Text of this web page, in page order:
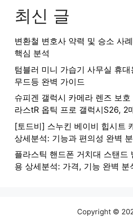
최신 글
변환철 변호사 약력 및 승소 사
핵심 분석
텀블러 미니 가습기 사무실 휴
무드등 완벽 가이드
슈피겐 갤럭시 카메라 렌즈 보
라스tR 옵틱 프로 갤럭시S26, 2
[토드비] 스누킨 베이비 힙시트
상세분석: 기능과 편의성 완벽
플라스틱 핸드폰 거치대 스탠드
용 상세분석: 가격, 기능 완벽 분
Copyright ©